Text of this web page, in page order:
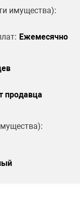
имущества):
Ежемесячно
продавца